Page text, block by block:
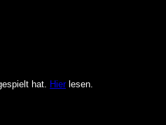
hat. Hierlesen.